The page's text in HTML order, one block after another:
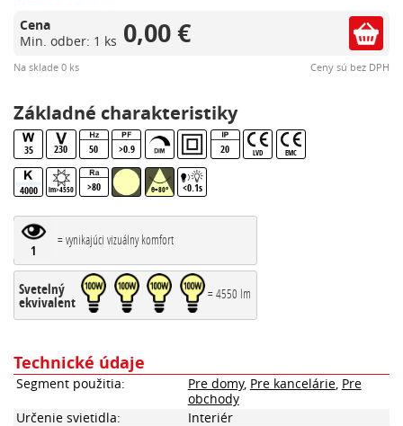
Cena
Min. odber: 1 ks 0,00 €
Na sklade 0 ks Ceny sú bez DPH
Základné charakteristiky
35 230 50 >0.9 20 LVD EMC
4000 lm>4550 >80 θ=80° <0.1s
1
= vynikajúci vizuálny komfort
Svetelný
ekvivalent = 4550 lm
Technické údaje
Segment použitia: Pre domy, Pre kancelárie, Pre
obchody
Určenie svietidla:
Interiér